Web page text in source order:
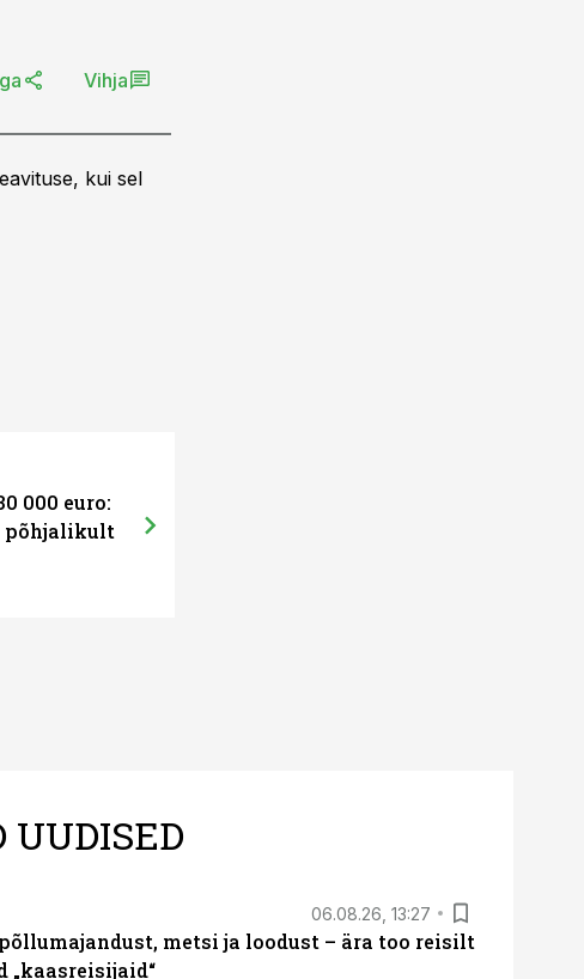
Vihja
kui sel
000 euro:
põhjalikult
06.08.26, 13:27
metsi ja loodust – ära too reisilt
„kaasreisijaid“